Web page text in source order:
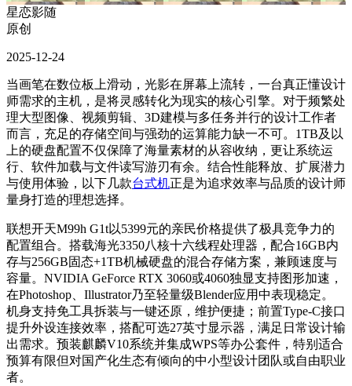
星恋影随
原创
2025-12-24
当画笔在数位板上滑动，光影在屏幕上流转，一台真正懂设计
师需求的主机，是将灵感转化为现实的核心引擎。对于频繁处
理大型图像、视频剪辑、3D建模与多任务并行的设计工作者
而言，充足的存储空间与强劲的运算能力缺一不可。1TB及以
上的硬盘配置不仅保障了海量素材的从容收纳，更让系统运
行、软件加载与文件读写游刃有余。结合性能释放、扩展潜力
与使用体验，以下几款台式机正是为追求效率与品质的设计师
量身打造的理想选择。
联想开天M99h G1t以5399元的亲民价格提供了极具竞争力的
配置组合。搭载海光3350八核十六线程处理器，配合16GB内
存与256GB固态+1TB机械硬盘的混合存储方案，兼顾速度与
容量。NVIDIA GeForce RTX 3060或4060独显支持图形加速，
在Photoshop、Illustrator乃至轻量级Blender应用中表现稳定。
机身支持免工具拆装与一键还原，维护便捷；前置Type-C接口
提升外设连接效率，搭配可选27英寸显示器，满足日常设计输
出需求。预装麒麟V10系统并集成WPS等办公套件，特别适合
预算有限但对国产化生态有倾向的中小型设计团队或自由职业
者。